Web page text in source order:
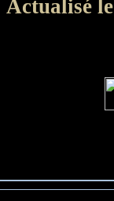
Actualisé